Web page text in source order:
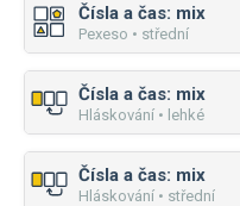
Čísla a čas: mix
Pexeso • střední
Čísla a čas: mix
Hláskování • lehké
Čísla a čas: mix
Hláskování • střední